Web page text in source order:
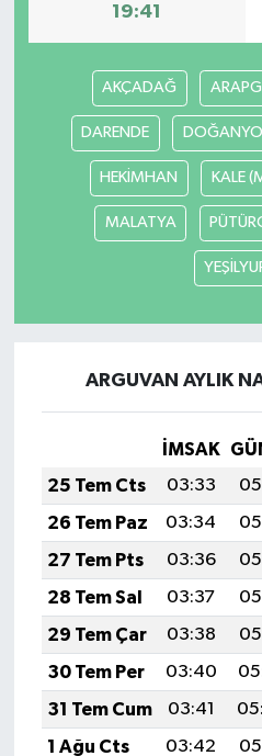
19:41
AKÇADAĞ
DARENDE
HEKİMHAN KALE
MALATYA
ARGUVAN AYLIK
İMSAK
25 Tem Cts
03:33
26 Tem Paz
03:34
27 Tem Pts
03:36
28 Tem Sal
03:37
29 Tem Çar
03:38
30 Tem Per
03:40
31 Tem Cum
03:41
1 Ağu Cts
03:42